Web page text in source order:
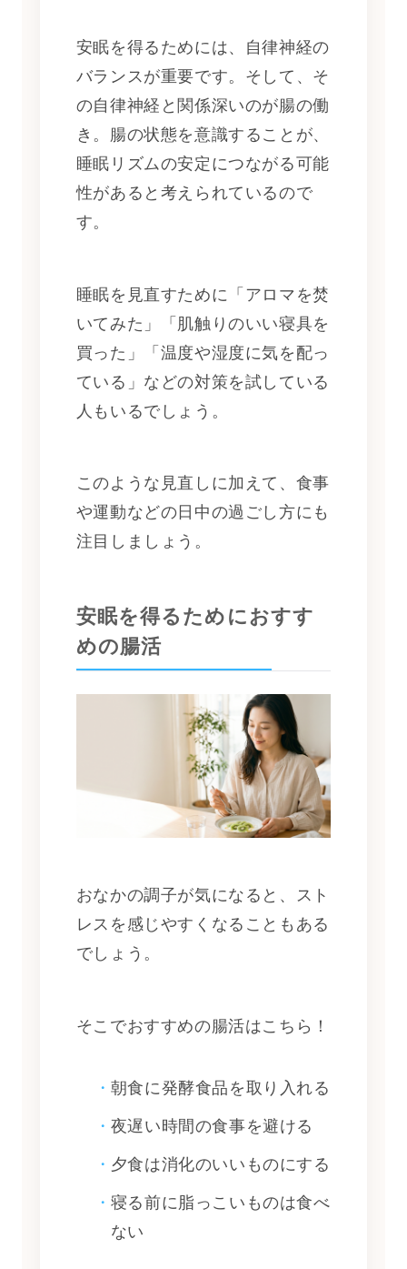
安眠を得るためには、自律神経の
バランスが重要です。そして、そ
の自律神経と関係深いのが腸の働
き。腸の状態を意識することが、
睡眠リズムの安定につながる可能
性があると考えられているので
す。
睡眠を見直すために「アロマを焚
いてみた」「肌触りのいい寝具を
買った」「温度や湿度に気を配っ
ている」などの対策を試している
人もいるでしょう。
このような見直しに加えて、食事
や運動などの日中の過ごし方にも
注目しましょう。
安眠を得るためにおすす
めの腸活
おなかの調子が気になると、スト
レスを感じやすくなることもある
でしょう。
そこでおすすめの腸活はこちら！
朝食に発酵食品を取り入れる
夜遅い時間の食事を避ける
夕食は消化のいいものにする
寝る前に脂っこいものは食べ
ない